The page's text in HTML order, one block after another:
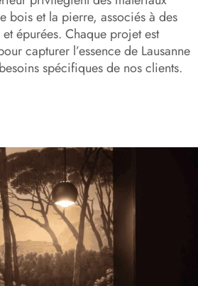
bois et la pierre, associés à des
épurées. Chaque projet est
capturer l’essence de Lausanne
spécifiques de nos clients.